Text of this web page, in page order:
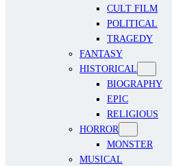
CULT FILM
POLITICAL
TRAGEDY
FANTASY
HISTORICAL
BIOGRAPHY
EPIC
RELIGIOUS
HORROR
MONSTER
MUSICAL